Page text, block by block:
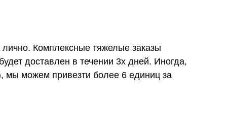
Комплексные тяжелые заказы
доставлен в течении 3х дней. Иногда,
мы можем привезти более 6 единиц за